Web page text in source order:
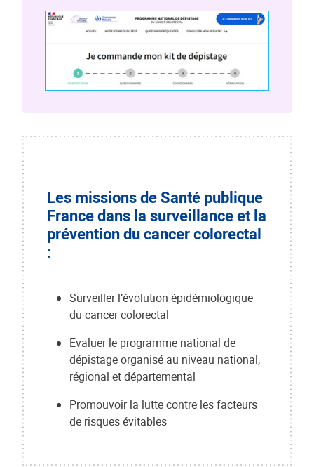
Les missions de Santé publique
France dans la surveillance et la
prévention du cancer colorectal
:
Surveiller l’évolution épidémiologique
du cancer colorectal
Evaluer le programme national de
dépistage organisé au niveau national,
régional et départemental
Promouvoir la lutte contre les facteurs
de risques évitables